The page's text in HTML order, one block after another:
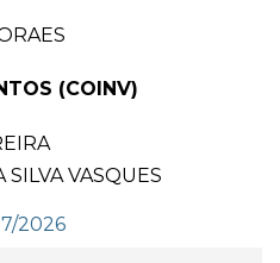
(COINV)
SILVA VASQUES
2026